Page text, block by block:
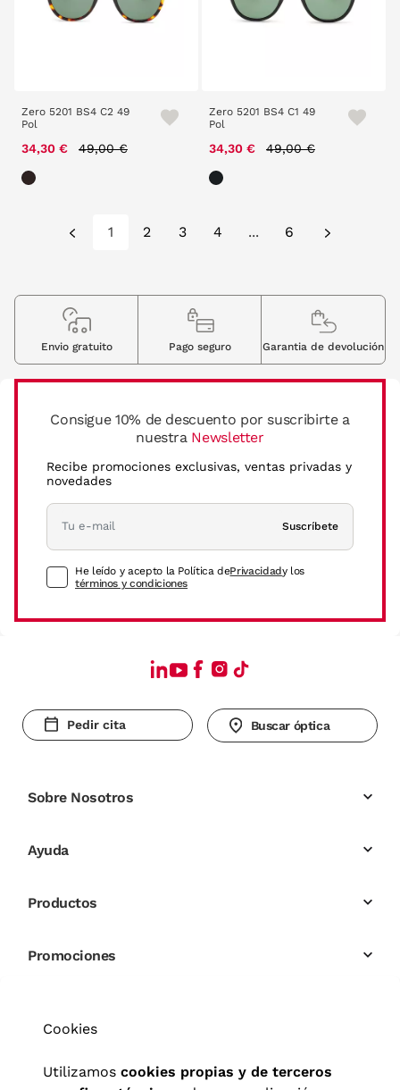
Zero 5201 BS4 C2 49
Pol
34,30 € Price reduced from
49,00 €
Zero 5201 BS4 C1 49
Pol
34,30 € Price reduced from
49,00 €
1 2 3 4 ... 6
Consigue 10% de descuento por suscribirte a
nuestra Newsletter
Recibe promociones exclusivas, ventas privadas y
novedades
Suscríbete
He leído y acepto la Política dePrivacidady los
términos y condiciones
Envio gratuito Pago seguro Garantia de devolución
Pedir cita Buscar óptica
Sobre Nosotros
Ayuda
Productos
Promociones
Cookies
Utilizamos cookies propias y de terceros